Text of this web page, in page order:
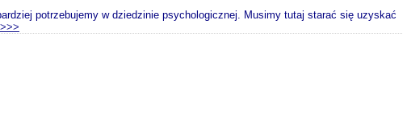
potrzebujemy w dziedzinie psychologicznej. Musimy tutaj starać się uzyskać
>>>